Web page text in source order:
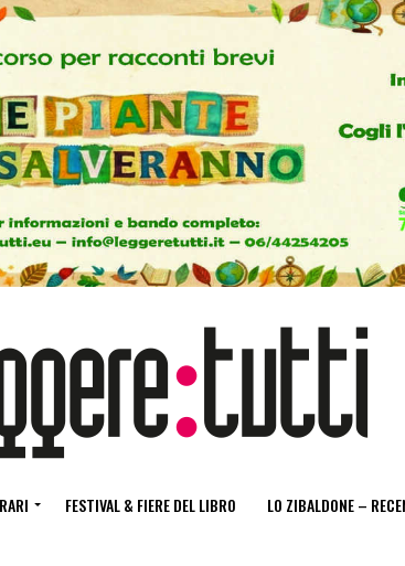
FESTIVAL & FIERE DEL LIBRO LO ZIBALDONE –